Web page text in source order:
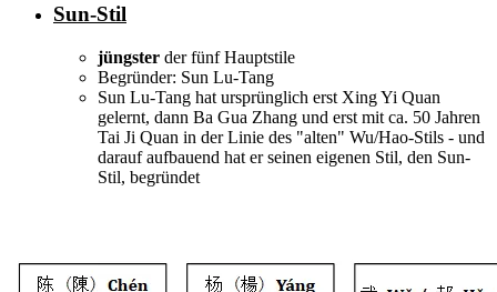
Sun-Stil
jüngster der fünf Hauptstile
Begründer: Sun Lu-Tang
Sun Lu-Tang hat ursprünglich erst Xing Yi Quan
gelernt, dann Ba Gua Zhang und erst mit ca. 50 Jahren
Tai Ji Quan in der Linie des "alten" Wu/Hao-Stils - und
darauf aufbauend hat er seinen eigenen Stil, den Sun-
Stil, begründet